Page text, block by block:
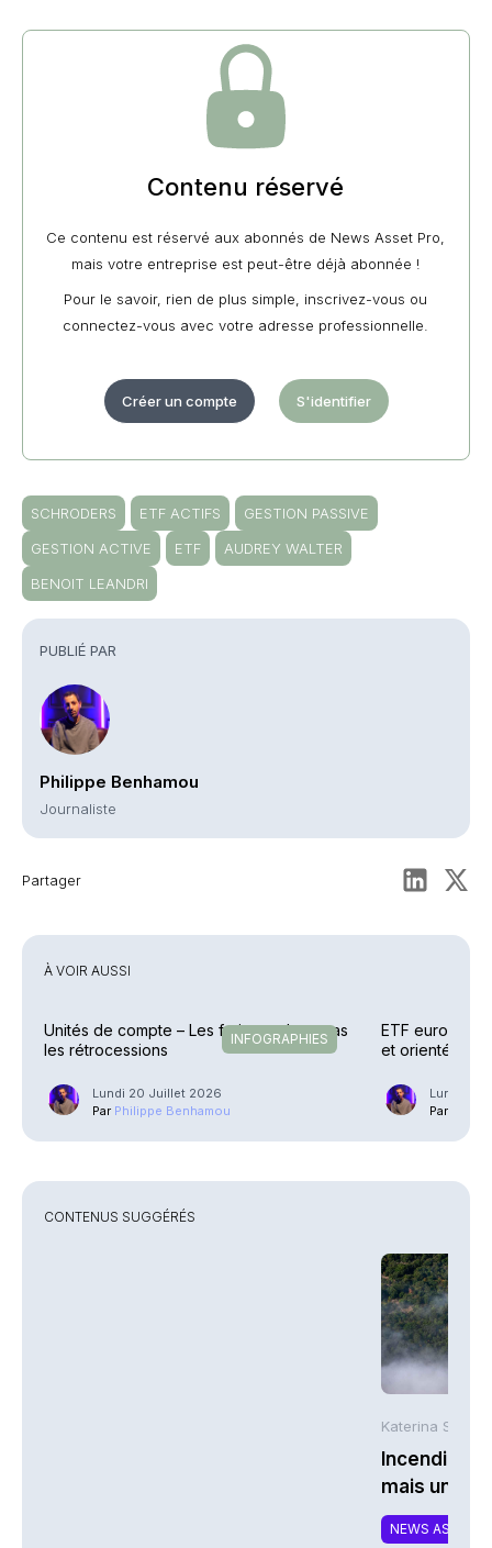
PUBLIÉ PAR
Philippe Benhamou
Journaliste
Partager
Contenu réservé
Ce contenu est réservé aux abonnés de News Asset Pro,
mais votre entreprise est peut-être déjà abonnée !
Pour le savoir, rien de plus simple, inscrivez-vous ou
connectez-vous avec votre adresse professionnelle.
Créer un compte S'identifier
SCHRODERS ETF ACTIFS
GESTION PASSIVE
GESTION ACTIVE
ETF
AUDREY WALTER
BENOIT LEANDRI
À VOIR AUSSI
INFOGRAPHIES
Unités de compte – Les frais reculent, pas
les rétrocessions
Lundi 20 Juillet 2026
Par Philippe Benhamou
ETF
et orientés
Lundi 13
Par
CONTENUS SUGGÉRÉS
Katerina
Incendies :
mais une
NEWS